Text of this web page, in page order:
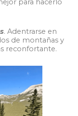
para hacerlo
. Adentrarse en
de montañas y
reconfortante.